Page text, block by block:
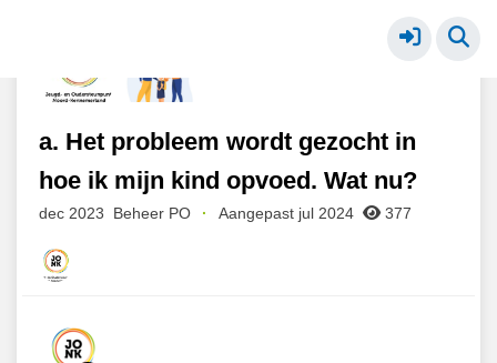
a. Het probleem wordt gezocht in
hoe ik mijn kind opvoed. Wat nu?
dec 2023 Beheer PO · Aangepast jul 2024 377